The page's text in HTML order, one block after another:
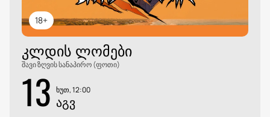
18+
ᲙᲚᲓᲘᲡ ᲚᲝᲛᲔᲑᲘ
შავი ზღვის სანაპირო (ფოთი)
13 ხუთ, 12:00
ᲐᲒᲕ